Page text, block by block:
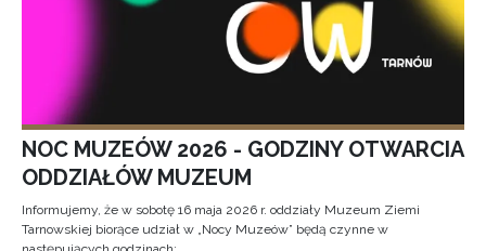
NOC MUZEÓW 2026 - GODZINY OTWARCIA
ODDZIAŁÓW MUZEUM
Informujemy, że w sobotę 16 maja 2026 r. oddziały Muzeum Ziemi
Tarnowskiej biorące udział w „Nocy Muzeów” będą czynne w